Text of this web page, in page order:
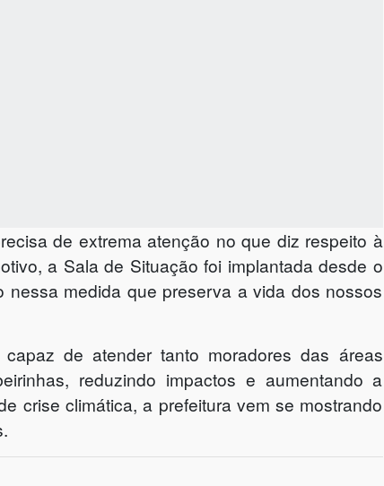
de extrema atenção no que diz respeito à
a Sala de Situação foi implantada desde o
medida que preserva a vida dos nossos
de atender tanto moradores das áreas
reduzindo impactos e aumentando a
crise climática, a prefeitura vem se mostrando